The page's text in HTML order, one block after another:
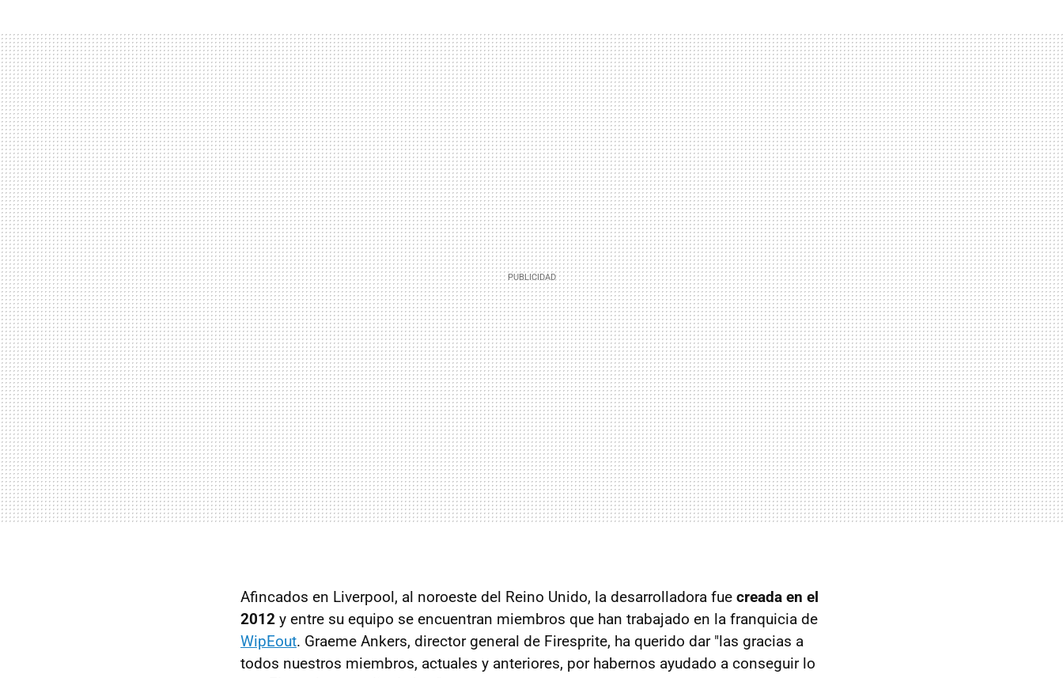
Afincados en Liverpool, al noroeste del Reino Unido, la desarrolladora fue creada en el
2012 y entre su equipo se encuentran miembros que han trabajado en la franquicia de
WipEout. Graeme Ankers, director general de Firesprite, ha querido dar "las gracias a
todos nuestros miembros, actuales y anteriores, por habernos ayudado a conseguir lo